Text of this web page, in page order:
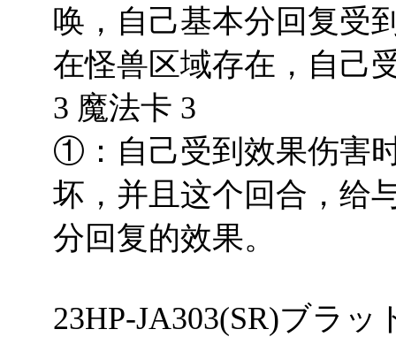
唤，自己基本分回复受
在怪兽区域存在，自己
3 魔法卡 3
①：自己受到效果伤害
坏，并且这个回合，给
分回复的效果。
23HP-JA303(SR)ブラ